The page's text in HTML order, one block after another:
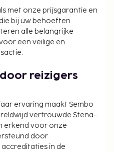
met onze prijsgarantie en
bij uw behoeften
alle belangrijke
een veilige en
reizigers
ervaring maakt Sembo
vertrouwde Stena-
erkend voor onze
door
in de